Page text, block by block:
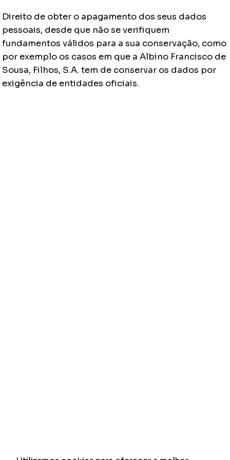
Direito de obter o apagamento dos seus dados
pessoais, desde que não se verifiquem
fundamentos válidos para a sua conservação, como
por exemplo os casos em que a Albino Francisco de
Sousa, Filhos, S.A. tem de conservar os dados por
exigência de entidades oficiais.